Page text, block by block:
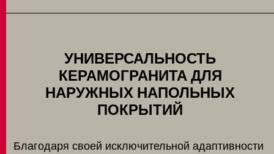
УНИВЕРСАЛЬНОСТЬ
КЕРАМОГРАНИТА ДЛЯ
НАРУЖНЫХ НАПОЛЬНЫХ
ПОКРЫТИЙ
Благодаря своей исключительной адаптивности